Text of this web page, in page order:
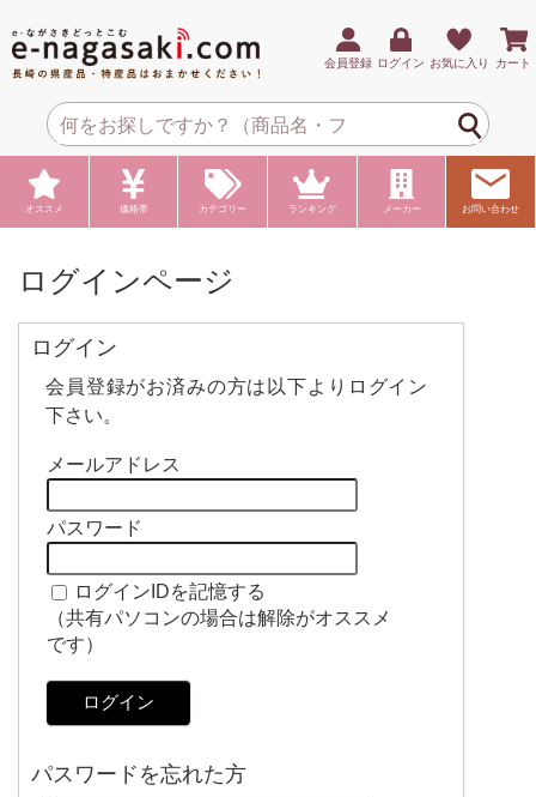
会員登録 ログイン お気に入り カート
オススメ 価格帯 カテゴリー ランキング メーカー お問い合わせ
ログインページ
ログイン
会員登録がお済みの方は以下よりログイン
下さい。
メールアドレス
パスワード
ログインIDを記憶する
（共有パソコンの場合は解除がオススメ
です）
ログイン
パスワードを忘れた方